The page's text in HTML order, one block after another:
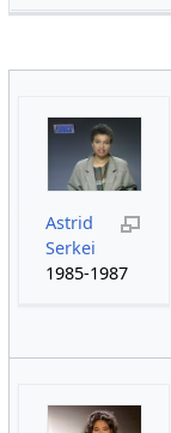
Astrid
Serkei
1985-1987